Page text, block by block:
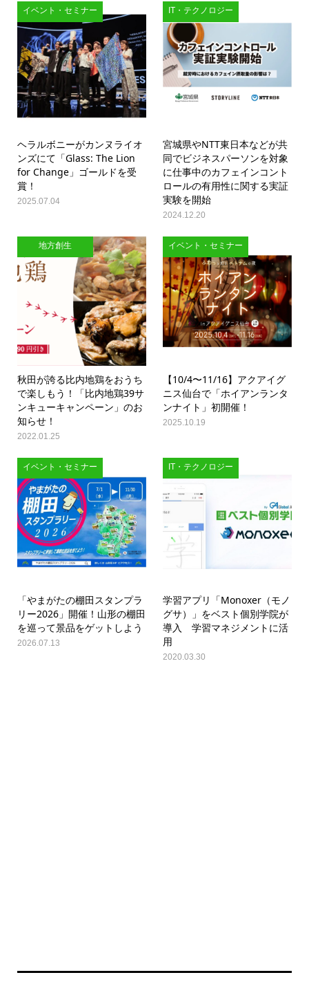
イベント・セミナー
ヘラルボニーがカンヌライオ
ンズにて「Glass: The Lion
for Change」ゴールドを受
賞！
2025.07.04
IT・テクノロジー
宮城県やNTT東日本などが共
同でビジネスパーソンを対象
に仕事中のカフェインコント
ロールの有用性に関する実証
実験を開始
2024.12.20
地方創生
秋田が誇る比内地鶏をおうち
で楽しもう！「比内地鶏39サ
ンキューキャンペーン」のお
知らせ！
2022.01.25
イベント・セミナー
【10/4〜11/16】アクアイグ
ニス仙台で「ホイアンランタ
ンナイト」初開催！
2025.10.19
イベント・セミナー
「やまがたの棚田スタンプラ
リー2026」開催！山形の棚田
を巡って景品をゲットしよう
2026.07.13
IT・テクノロジー
学習アプリ「Monoxer（モノ
グサ）」をベスト個別学院が
導入 学習マネジメントに活
用
2020.03.30